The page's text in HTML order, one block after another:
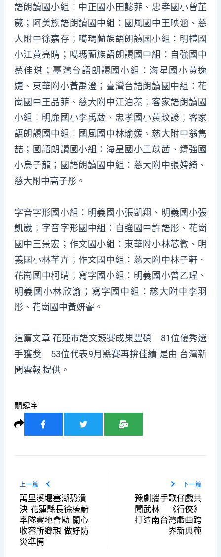
語朗讀國小組：中正國小田懿菲、忠孝國小曾芷
葳；阿美族語朗讀國中組：國風國中王映涵、慈
大附中徐嘉存；噶瑪蘭族語朗讀國小組：明禮國
小江黃亮晴；噶瑪蘭族語朗讀國中組：自強國中
蔡佳琪；臺灣台語朗讀國小組：海星國小黃逸
婕、東華附小黃禹澄；臺灣台語朗讀國中組：花
崗國中王品菲、慈大附中江泊蓁；客家語朗讀國
小組：明廉國小李禹葳、忠孝國小黃玟諺；客家
語朗讀國中組：國風國中林瑜媛、慈大附中翁雋
喆；國語朗讀國小組：海星國小王苡茜、鑄強國
小烏子龍；國語朗讀國中組：慈大附中張娉綺、
慈大附中高子彤。
字音字形國小組：明義國小張凱翔、明義國小張
凱崴；字音字形國中組：自強國中許語彤、花崗
國中王景宏；作文國小組：東華附小林芯微、明
義國小林芊卉；作文國中組：慈大附中林子軒、
花崗國中柯晴；寫字國小組：明義國小曾乙珵、
明義國小林欣渝；寫字國中組：慈大附中李羽
彤、花崗國中黃妍睿。
這篇文章花蓮市語文競賽成果豐碩 81位優秀選
手獲獎 53位代表9月縣賽再拚佳績 是由 台灣新
聞雲報 提供。
關鍵字
上一篇
萬里溪堰塞湖恐潰
決 花蓮縣長徐榛蔚
率隊實地會勘 關心
收容所鄉親 做好防
災準備
下一篇
豫劇攜手歌仔戲共
闖武林 《行俠》
打造南台灣戲曲跨
界新典範